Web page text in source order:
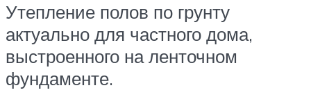
Утепление полов по грунту
актуально для частного дома,
выстроенного на ленточном
фундаменте.